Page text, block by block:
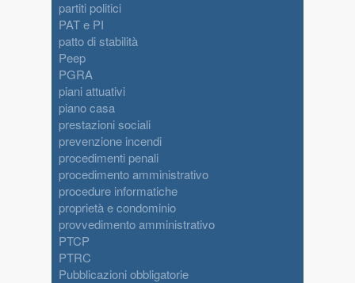
partiti politici
PAT e PI
patto di stabilità
Peep
PGRA
piani attuativi
piano casa
prestazioni sociali
prevenzione incendi
procedimenti penali
procedimento amministrativo
procedure informatiche
proprietà e condominio
provvedimento amministrativo
PTCP
PTRC
Pubblicazioni obbligatorie